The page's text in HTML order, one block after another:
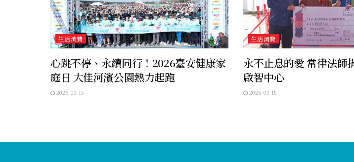
生活消費
心跳不停、永續同行！2026臺安健康家
庭日 大佳河濱公園熱力起跑
2026-03-15
生活消費
永不止息的愛 常律法師
啟智中心
2026-03-15